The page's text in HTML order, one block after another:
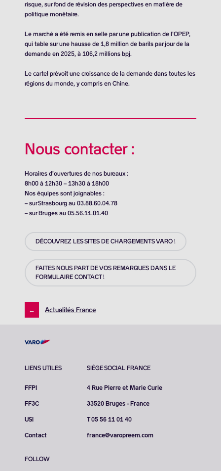
risque, sur fond de révision des perspectives en matière de
politique monétaire.
Le marché a été remis en selle par une publication de l’OPEP,
qui table sur une hausse de 1,8 million de barils par jour de la
demande en 2025, à 106,2 millions bpj.
Le cartel prévoit une croissance de la demande dans toutes les
régions du monde, y compris en Chine.
Nous contacter :
Horaires d’ouvertures de nos bureaux :
8h00 à 12h30 – 13h30 à 18h00
Nos équipes sont joignables :
– sur Strasbourg au 03.88.60.04.78
– sur Bruges au 05.56.11.01.40
DÉCOUVREZ LES SITES DE CHARGEMENTS VARO !
FAITES NOUS PART DE VOS REMARQUES DANS LE
FORMULAIRE CONTACT !
← Actualités France
LIENS UTILES
FFPI
FF3C
USI
Contact
SIÈGE SOCIAL FRANCE
4 Rue Pierre et Marie Curie
33520 Bruges - France
T 05 56 11 01 40
france@varopreem.com
FOLLOW